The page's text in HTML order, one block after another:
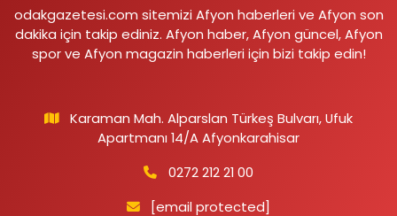
odakgazetesi.com sitemizi Afyon haberleri ve Afyon son
dakika için takip ediniz. Afyon haber, Afyon güncel, Afyon
spor ve Afyon magazin haberleri için bizi takip edin!
Karaman Mah. Alparslan Türkeş Bulvarı, Ufuk
Apartmanı 14/A Afyonkarahisar
0272 212 21 00
[email protected]